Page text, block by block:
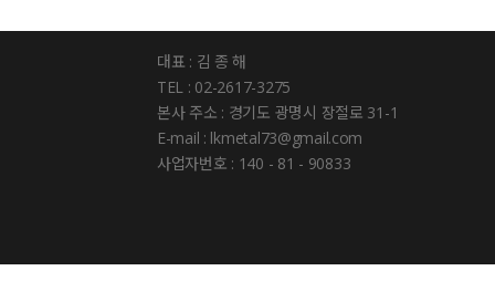
대표 : 김 종 해
TEL : 02-2617-3275
본사 주소 : 경기도 광명시 장절로 31-1
E-mail : lkmetal73@gmail.com
사업자번호 : 140 - 81 - 90833